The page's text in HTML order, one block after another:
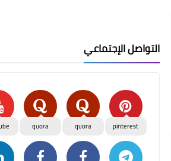
التواصل الإجتماعي
pinterest
quora
quora